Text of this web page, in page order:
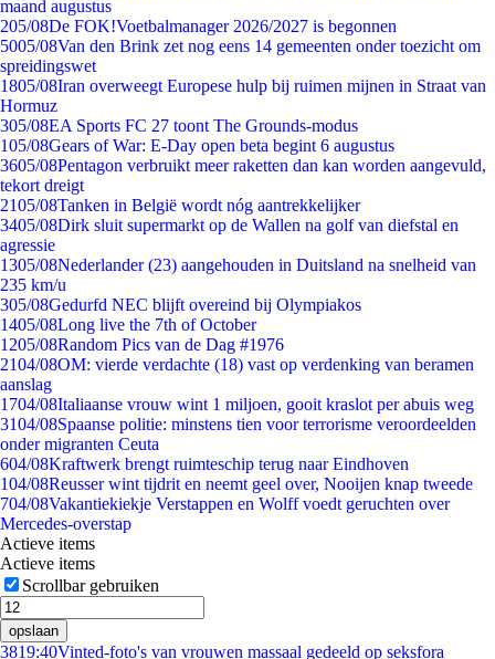
maand augustus
205/08De FOK!Voetbalmanager 2026/2027 is begonnen
5005/08Van den Brink zet nog eens 14 gemeenten onder toezicht om
spreidingswet
1805/08Iran overweegt Europese hulp bij ruimen mijnen in Straat van
Hormuz
305/08EA Sports FC 27 toont The Grounds-modus
105/08Gears of War: E-Day open beta begint 6 augustus
3605/08Pentagon verbruikt meer raketten dan kan worden aangevuld,
tekort dreigt
2105/08Tanken in België wordt nóg aantrekkelijker
3405/08Dirk sluit supermarkt op de Wallen na golf van diefstal en
agressie
1305/08Nederlander (23) aangehouden in Duitsland na snelheid van
235 km/u
305/08Gedurfd NEC blijft overeind bij Olympiakos
1405/08Long live the 7th of October
1205/08Random Pics van de Dag #1976
2104/08OM: vierde verdachte (18) vast op verdenking van beramen
aanslag
1704/08Italiaanse vrouw wint 1 miljoen, gooit kraslot per abuis weg
3104/08Spaanse politie: minstens tien voor terrorisme veroordeelden
onder migranten Ceuta
604/08Kraftwerk brengt ruimteschip terug naar Eindhoven
104/08Reusser wint tijdrit en neemt geel over, Nooijen knap tweede
704/08Vakantiekiekje Verstappen en Wolff voedt geruchten over
Mercedes-overstap
Actieve items
Actieve items
Scrollbar gebruiken
opslaan
3819:40Vinted-foto's van vrouwen massaal gedeeld op seksfora